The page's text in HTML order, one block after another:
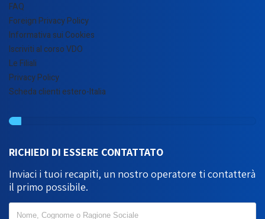
FAQ
Foreign Privacy Policy
Informativa sui Cookies
Iscriviti al corso VDO
Le Filiali
Privacy Policy
Scheda clienti estero-Italia
RICHIEDI DI ESSERE CONTATTATO
Inviaci i tuoi recapiti, un nostro operatore ti contatterà
il primo possibile.